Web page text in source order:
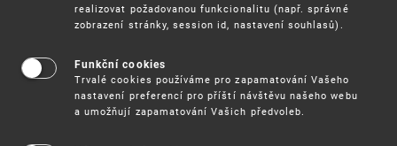
Vynálezy / Patenty
realizovat požadovanou funkcionalitu (např. správné
zobrazení stránky, session id, nastavení souhlasů).
Funkční cookies
Trvalé cookies používáme pro zapamatování Vašeho
nastavení preferencí pro příští návštěvu našeho webu
a umožňují zapamatování Vašich předvoleb.